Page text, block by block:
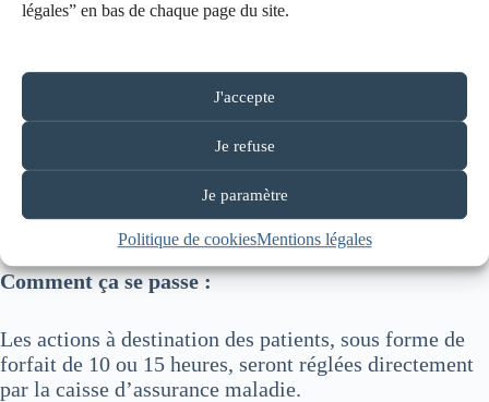
légales” en bas de chaque page du site.
J'accepte
Je refuse
Je paramètre
Politique de cookiesMentions légales
de généraliser cette modalité d’intervention sur le
territoire national.
24 équipes sont retenues sur le territoire national et les
DOM-TOM. Le Centre Normandie-Lorraine est retenu
sur le champ de la déficience visuelle.
Comment ça se passe :
Les actions à destination des patients, sous forme de
forfait de 10 ou 15 heures, seront réglées directement
par la caisse d’assurance maladie.